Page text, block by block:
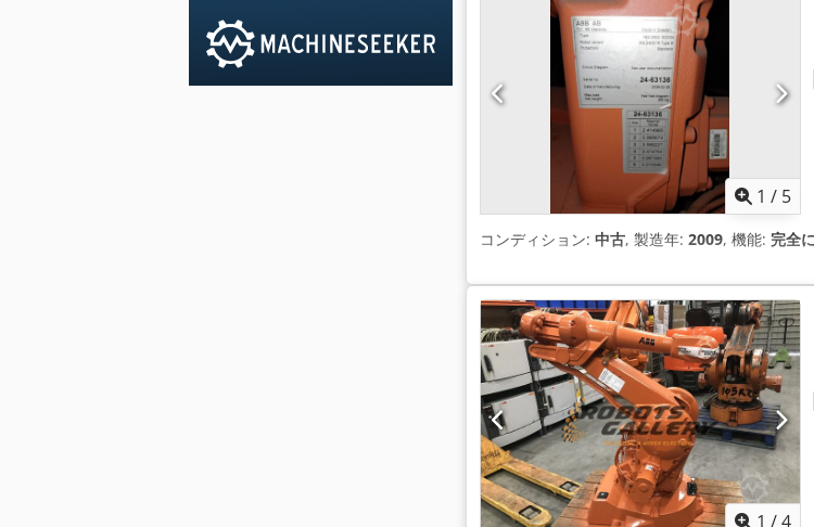
1 / 5
コンディション: 中古, 製造年: 2009, 機能: 完全
1 /4